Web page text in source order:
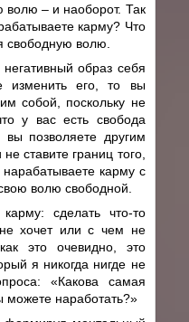
волю – и наоборот. Так
карму? Что
свободную волю.
образ себя
изменить его, то вы
собой, поскольку не
у вас есть свобода
вы позволяете другим
ставите границ того,
карму с
волю свободной.
сделать что-то
не хочет или с чем не
это очевидно, это
я никогда нигде не
«Какова самая
можете наработать?»